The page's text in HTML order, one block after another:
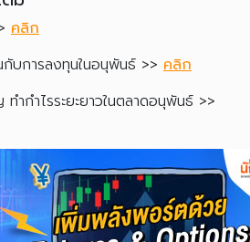
คลิก
บการลงทุนในอนุพันธ์ >> คลิก
กำไรระยะยาวในตลาดอนุพันธ์ >>